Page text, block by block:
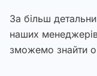
За більш
наших
зможемо знайти